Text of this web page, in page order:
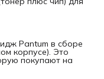
Pantum в сборе
корпусе). Это
покупают на